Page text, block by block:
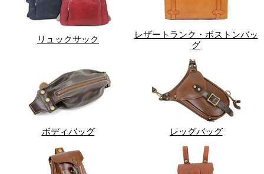
リュックサック
レザートランク・ボストンバッ
グ
ボディバッグ レッグバッグ